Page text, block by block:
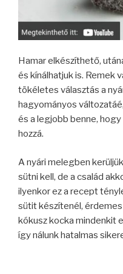
Hamar elkészíthető,
és kínálhatjuk is. Remek
tökéletes választás a
hagyományos
és a legjobb benne,
hozzá.
A nyári melegben
sütni kell, de a család
ilyenkor ez a recept
sütit készítenél,
kókusz kocka mindenkit
így nálunk hatalmas